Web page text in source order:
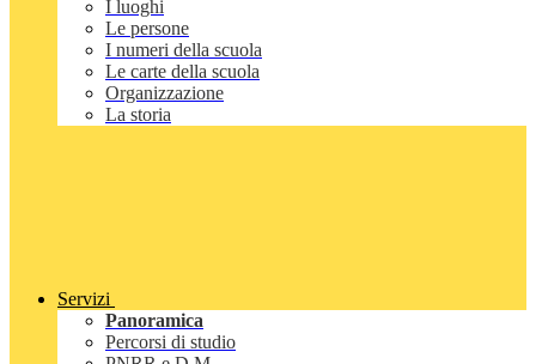
I luoghi
Le persone
I numeri della scuola
Le carte della scuola
Organizzazione
La storia
Servizi
Panoramica
Percorsi di studio